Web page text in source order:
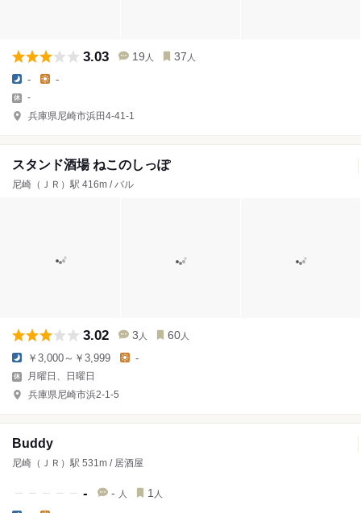
3.03 19 人 37 人
- -
-
兵庫県尼崎市浜田4-41-1
スタンド酒場 ねこのしっぽ
尼崎（ＪＲ）駅 416m / バル
3.02 3 人 60 人
￥3,000～￥3,999 -
月曜日、日曜日
兵庫県尼崎市浜2-1-5
Buddy
尼崎（ＪＲ）駅 531m / 居酒屋
- - 人 1 人